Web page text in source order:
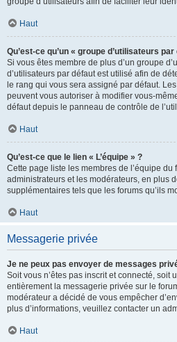
Haut
Qu’est-ce qu’un « groupe d’utilisateurs
Si vous êtes membre de plus d’un groupe
d’utilisateurs par défaut est utilisé afin de
le rang qui vous sera assigné par défaut.
peuvent vous autoriser à modifier vous-
défaut depuis le panneau de contrôle de
Haut
Qu’est-ce que le lien « L’équipe » ?
Cette page liste les membres de l’équipe du
administrateurs et les modérateurs, en plus
supplémentaires tels que les forums qu’ils
Haut
Messagerie privée
Je ne peux pas envoyer de messages
Soit vous n’êtes pas inscrit et connecté, soit
entièrement la messagerie privée sur le
modérateur a décidé de vous empêcher
plus d’informations, veuillez contacter un
Haut